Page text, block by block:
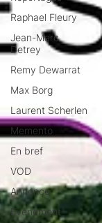
Raphael Fleury
Jean-Marc
Detrey
Remy Dewarrat
Max Borg
Laurent Scherlen
Memento
En bref
VOD
Annonce
Evénement